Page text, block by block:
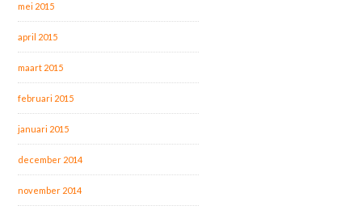
mei 2015
april 2015
maart 2015
februari 2015
januari 2015
december 2014
november 2014